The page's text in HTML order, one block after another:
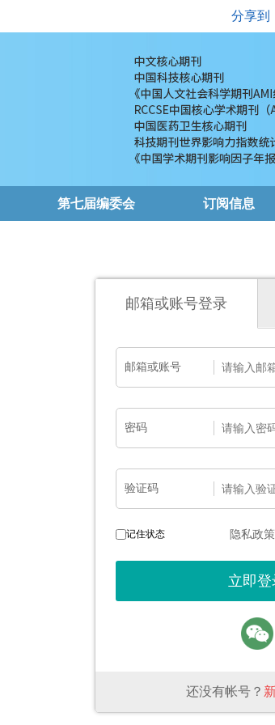
分享到
第七届编委会 订阅信息
邮箱或账号登录
邮箱或账号
密码
验证码
记住状态 隐私政策
还没有帐号？